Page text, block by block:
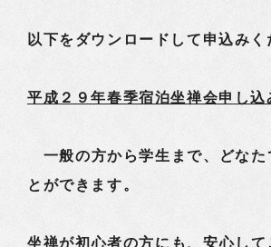
以下をダウンロードして申込みく
平成２９年春季宿泊坐禅会申し込
一般の方から学生まで、どなた
とができます。
坐禅が初心者の方にも、安心し